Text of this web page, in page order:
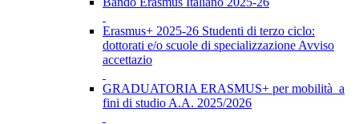
Erasmus+ 2025-26 Studenti di terzo ciclo:
dottorati e/o scuole di specializzazione Avviso
accettazio
GRADUATORIA ERASMUS+ per mobilità a
fini di studio A.A. 2025/2026